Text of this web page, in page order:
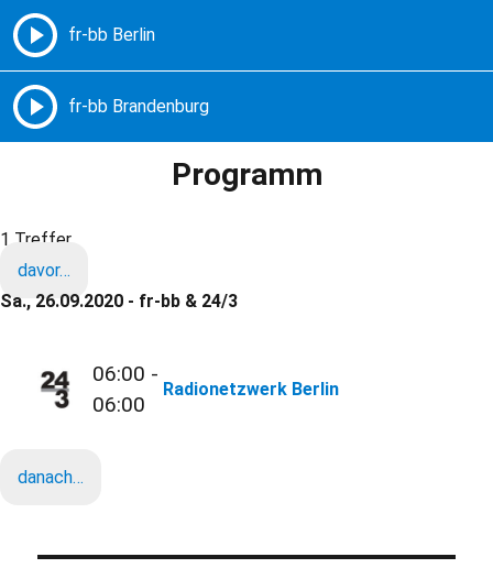
Freie Radios – Berlin Brandenburg
Programm
1 Treffer
davor…
Sa., 26.09.2020 - fr-bb & 24/3
06:00 -
06:00
Radionetzwerk Berlin
danach…